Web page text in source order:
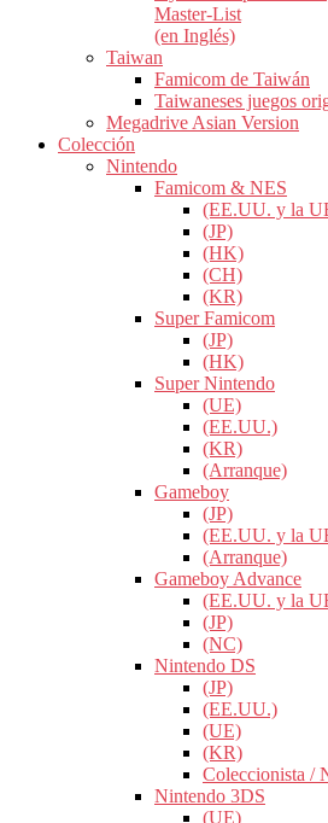
Master-List
(en Inglés)
Taiwan
Famicom de Taiwán
Taiwaneses juegos
Megadrive Asian Version
Colección
Nintendo
Famicom & NES
(EE.UU. y la
(JP)
(HK)
(CH)
(KR)
Super Famicom
(JP)
(HK)
Super Nintendo
(UE)
(EE.UU.)
(KR)
(Arranque)
Gameboy
(JP)
(EE.UU. y la
(Arranque)
Gameboy Advance
(EE.UU. y la
(JP)
(NC)
Nintendo DS
(JP)
(EE.UU.)
(UE)
(KR)
Coleccionista /
Nintendo 3DS
(UE)